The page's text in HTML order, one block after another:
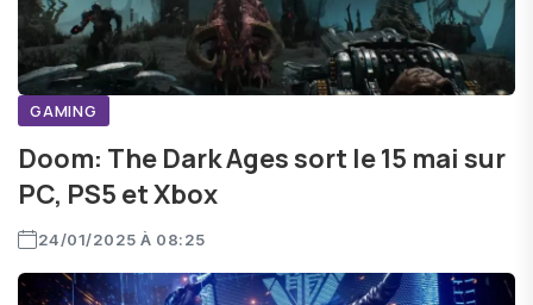
GAMING
Doom: The Dark Ages sort le 15 mai sur
PC, PS5 et Xbox
24/01/2025 À 08:25